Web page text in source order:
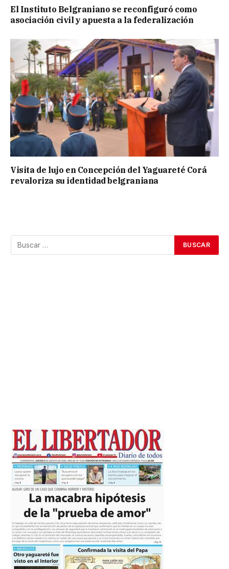
El Instituto Belgraniano se reconfiguró como
asociación civil y apuesta a la federalización
Visita de lujo en Concepción del Yaguareté Corá
revaloriza su identidad belgraniana